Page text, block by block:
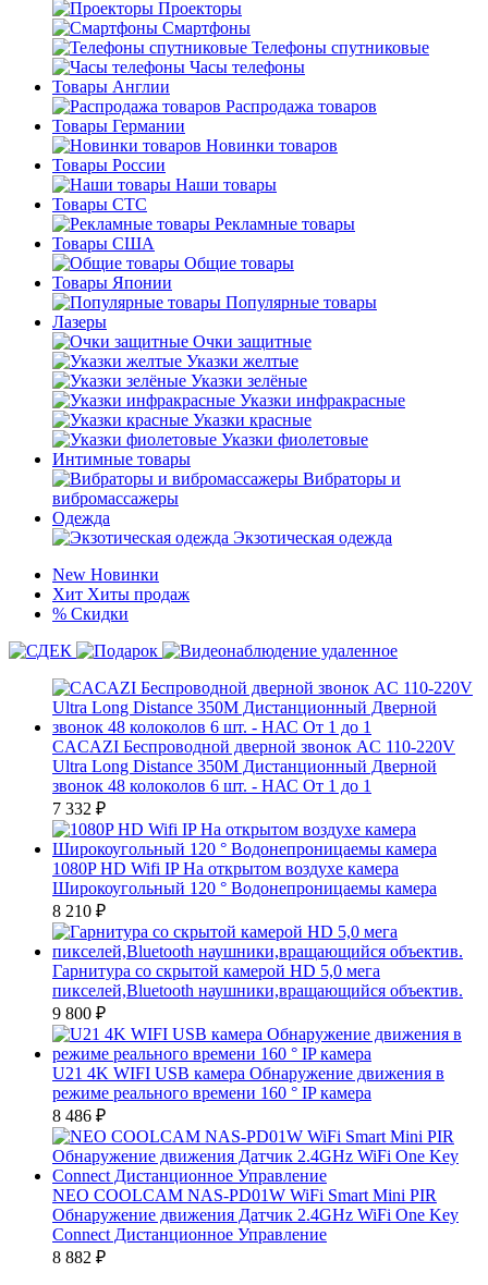
Проекторы
Смартфоны
Телефоны спутниковые
Часы телефоны
Товары Англии
Распродажа товаров
Товары Германии
Новинки товаров
Товары России
Наши товары
Товары СТС
Рекламные товары
Товары США
Общие товары
Товары Японии
Популярные товары
Лазеры
Очки защитные
Указки желтые
Указки зелёные
Указки инфракрасные
Указки красные
Указки фиолетовые
Интимные товары
Вибраторы и
вибромассажеры
Одежда
Экзотическая одежда
New Новинки
Хит Хиты продаж
% Скидки
CACAZI Беспроводной дверной звонок AC 110-220V
Ultra Long Distance 350M Дистанционный Дверной
звонок 48 колоколов 6 шт. - НАС От 1 до 1
7 332 ₽
1080P HD Wifi IP На открытом воздухе камера
Широкоугольный 120 ° Водонепроницаемы камера
8 210 ₽
Гарнитура со скрытой камерой HD 5,0 мега
пикселей,Bluetooth наушники,вращающийся объектив.
9 800 ₽
U21 4K WIFI USB камера Обнаружение движения в
режиме реального времени 160 ° IP камера
8 486 ₽
NEO COOLCAM NAS-PD01W WiFi Smart Mini PIR
Обнаружение движения Датчик 2.4GHz WiFi One Key
Connect Дистанционное Управление
8 882 ₽